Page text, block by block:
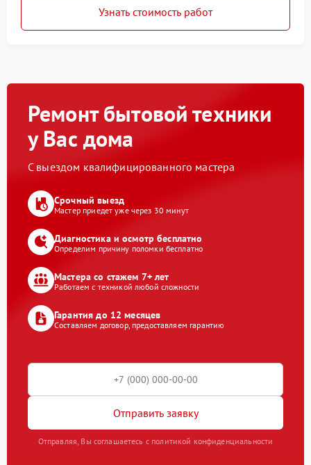
Узнать стоимость работ
Ремонт бытовой техники
у Вас дома
С выездом квалифицированного мастера
Срочный выезд
Мастер приедет уже через 30 минут
Диагностика и осмотр бесплатно
Определим причину поломки бесплатно
Мастера со стажем 7+ лет
Работаем с техникой любой сложности
Гарантия до 12 месяцев
Составляем договор, предоставляем гарантию
Отправить заявку
Отправляя, Вы соглашаетесь с политикой конфиденциальности